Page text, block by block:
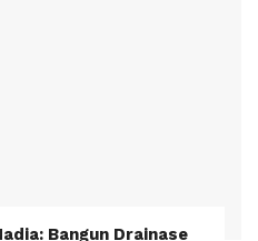
Bangun Drainase